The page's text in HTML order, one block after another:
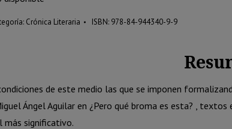
Crónica Literaria ISBN: 978-84-944340-9-9
de este medio las que se imponen
Ángel Aguilar en ¿Pero qué broma es esta? ,
más significativo.